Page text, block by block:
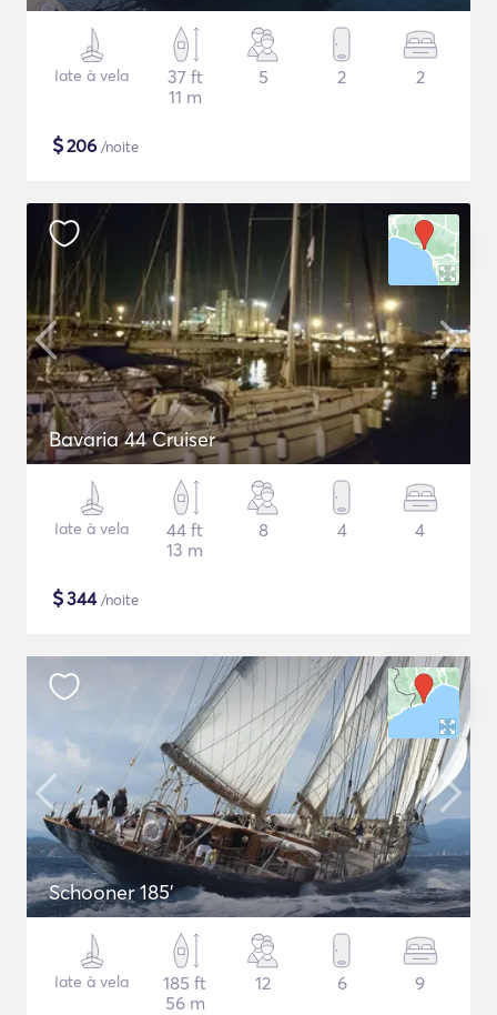
Iate à vela
37 ft
11 m
5 2 2
$206 /noite
Bavaria 44 Cruiser
Iate à vela
44 ft
13 m
8 4 4
$344/noite
Schooner 185'
Iate à vela
185 ft
56 m
12 6 9